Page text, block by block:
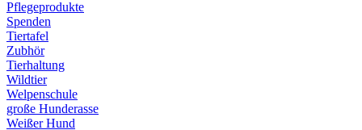
Pflegeprodukte
Spenden
Tiertafel
Zubhör
Tierhaltung
Wildtier
Welpenschule
große Hunderasse
Weißer Hund